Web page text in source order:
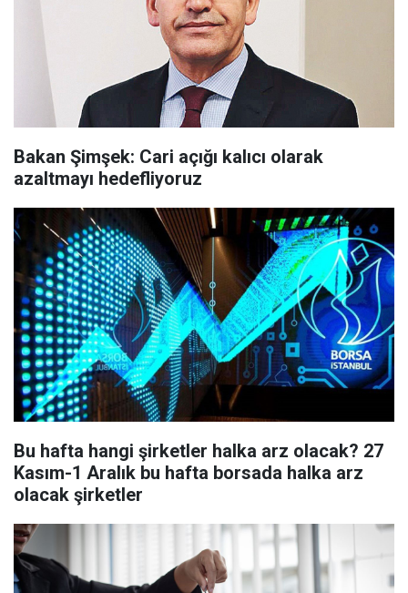
Bakan Şimşek: Cari açığı kalıcı olarak
azaltmayı hedefliyoruz
Bu hafta hangi şirketler halka arz olacak? 27
Kasım-1 Aralık bu hafta borsada halka arz
olacak şirketler